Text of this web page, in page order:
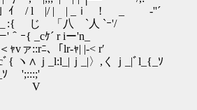
| | _ｉ ! _ ‐''´
八 `人 `ｰ'/
´ r iー'n_
lr‐ｬ| |‐< r′
ｊ_|〉,くｊ_|ﾞl_{_ｿ